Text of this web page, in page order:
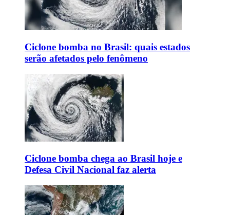
Ciclone bomba no Brasil: quais estados
serão afetados pelo fenômeno
Ciclone bomba chega ao Brasil hoje e
Defesa Civil Nacional faz alerta